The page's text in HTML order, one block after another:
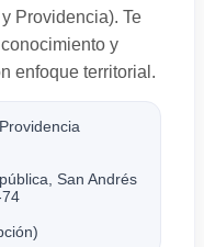
Providencia). Te
y
enfoque territorial.
San Andrés